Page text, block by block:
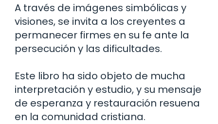
A través de imágenes simbólicas y
visiones, se invita a los creyentes a
permanecer firmes en su fe ante la
persecución y las dificultades.
Este libro ha sido objeto de mucha
interpretación y estudio, y su mensaje
de esperanza y restauración resuena
en la comunidad cristiana.